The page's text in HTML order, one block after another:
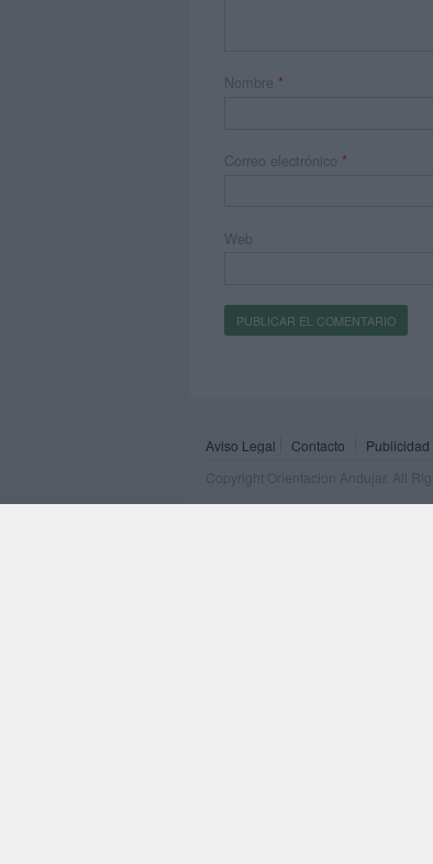
Nombre *
Correo electrónico *
Web
Aviso Legal Contacto Publicidad